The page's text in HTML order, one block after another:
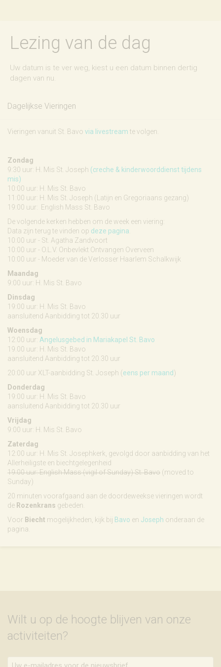
Lezing van de dag
Uw datum is te ver weg, kiest u een datum binnen dertig
dagen van nu.
Dagelijkse Vieringen
Vieringen vanuit St. Bavo via livestream te volgen.
Zondag
9:30 uur: H. Mis St. Joseph (creche & kinderwoorddienst tijdens
mis)
10:00 uur: H. Mis St. Bavo
11:00 uur: H. Mis St. Joseph (Latijn en Gregoriaans gezang)
19:00 uur: English Mass St. Bavo
De volgende kerken hebben om de week een viering:
Data zijn terug te vinden op deze pagina
10:00 uur - St. Agatha Zandvoort
10:00 uur - O.L.V. Onbevlekt Ontvangen Overveen
10:00 uur - Moeder van de Verlosser Haarlem Schalkwijk
Maandag
9:00 uur: H. Mis St. Bavo
Dinsdag
19:00 uur: H. Mis St. Bavo
aansluitend Aanbidding tot 20.30 uur
Woensdag
12:00 uur: Angelusgebed in Mariakapel St. Bavo
19.00 uur: H. Mis St. Bavo
aansluitend Aanbidding tot 20.30 uur
20:00 uur XLT-aanbidding St. Joseph (eens per maand)
Donderdag
19:00 uur: H. Mis St. Bavo
aansluitend Aanbidding tot 20.30 uur
Vrijdag
9:00 uur: H. Mis St. Bavo
Zaterdag
12:00 uur: H. Mis St. Josephkerk, gevolgd door aanbidding van het
Allerheiligste en biechtgelegenheid
19:00 uur: English Mass (vigil of Sunday) St. Bavo (moved to
Sunday)
20 minuten voorafgaand aan de doordeweekse vieringen wordt
de Rozenkrans gebeden.
Voor Biecht mogelijkheden, kijk bij Bavo en Joseph onderaan de
pagina.
Wilt u op de hoogte blijven van onze
activiteiten?
Uw